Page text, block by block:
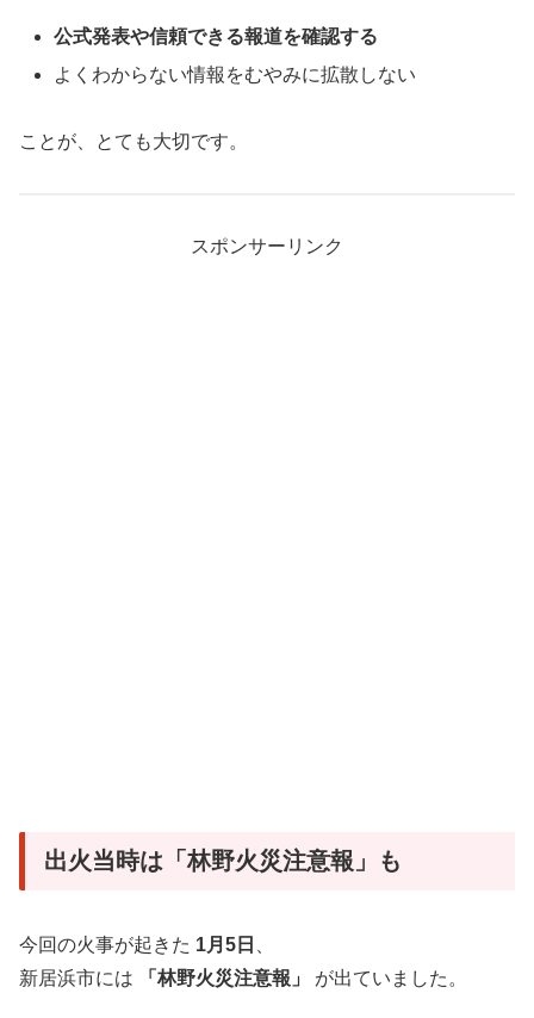
公式発表や信頼できる報道を確認する
よくわからない情報をむやみに拡散しない
ことが、とても大切です。
スポンサーリンク
出火当時は「林野火災注意報」も
今回の火事が起きた 1月5日
新居浜市には
「林野火災注意報」 が出ていました。